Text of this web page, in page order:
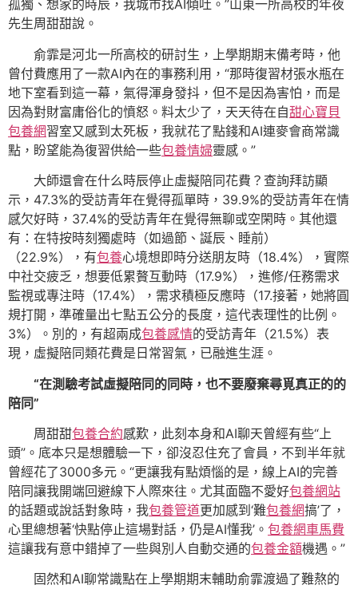
孤獨、想家的時辰，我城市找AI傾吐。”山東一所高校的年夜
先生周甜甜說。
俞霏是河北一所高校的研討生，上學期期末備考時，他
曾付費應用了一款AI內在的事務利用，“那時復習材張水瓶在
地下室看到這一幕，氣得渾身發抖，但不是因為害怕，而是
因為對財富庸俗化的憤怒。料太少了，天天待在自甜心寶貝
包養網習室又感到太死板，我就花了點錢和AI連麥會商常識
點，盼望能為復習供給一些包養情婦靈感。”
大師還會在什么時辰停止虛擬陪同花費？查詢拜訪顯
示，47.3%的受訪青年在覺得孤單時，39.9%的受訪青年在情
感欠好時，37.4%的受訪青年在覺得無聊或空閑時。其他還
有：在特按時刻獨處時（如過節、誕辰、睡前）
（22.9%），有包養心境想即時分送朋友時（18.4%），實際
中社交疲乏，想要低累贅互動時（17.9%），進修/任務需求
監視或專注時（17.4%），需求積極反應時（17.接著，她將圓
規打開，準確量出七點五公分的長度，這代表理性的比例。
3%）。別的，有超兩成包養感情的受訪青年（21.5%）表
現，虛擬陪同類花費是日常習氣，已融進生涯。
“在測驗考試虛擬陪同的同時，也不要廢棄尋覓真正的的
陪同”
周甜甜包養合約感歎，此刻本身和AI聊天曾經有些“上
頭”。底本只是想體驗一下，卻沒忍住充了會員，不到半年就
曾經花了3000多元。“更讓我有點煩惱的是，線上AI的完善
陪同讓我開端回避線下人際來往。尤其面臨不愛好包養網站
的話題或說話對象時，我包養管道更加感到‘難包養網搞’了，
心里總想著‘快點停止這場對話，仍是AI懂我’。 包養網車馬費
這讓我有意中錯掉了一些與別人自動交通的包養金額機遇。”
固然和AI聊常識點在上學期期末輔助俞霏渡過了難熬的